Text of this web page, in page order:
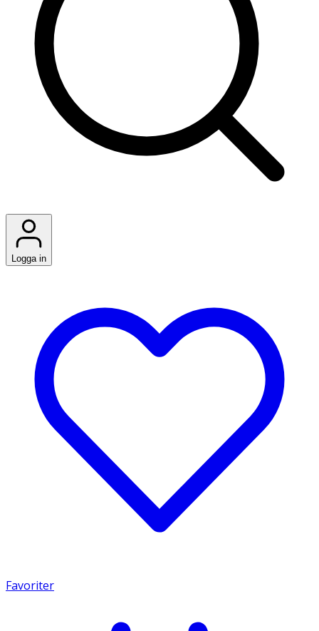
Logga in
Favoriter